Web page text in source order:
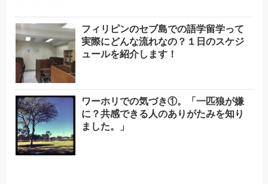
フィリピンのセブ島での語学留学って
実際にどんな流れなの？１日のスケジ
ュールを紹介します！
ワーホリでの気づき①。「一匹狼が嫌
に？共感できる人のありがたみを知り
ました。」